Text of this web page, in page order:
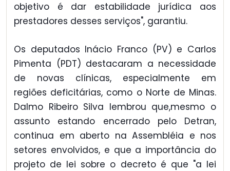
objetivo é dar estabilidade jurídica aos
prestadores desses serviços", garantiu.
Os deputados Inácio Franco (PV) e Carlos
Pimenta (PDT) destacaram a necessidade
de novas clínicas, especialmente em
regiões deficitárias, como o Norte de Minas.
Dalmo Ribeiro Silva lembrou que,mesmo o
assunto estando encerrado pelo Detran,
continua em aberto na Assembléia e nos
setores envolvidos, e que a importância do
projeto de lei sobre o decreto é que "a lei